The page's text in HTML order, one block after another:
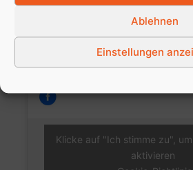
Ablehnen
Einstellungen
Für
rufen Sie uns
oder schreiben eine
Klicke auf "Ich stimme zu",
aktivieren